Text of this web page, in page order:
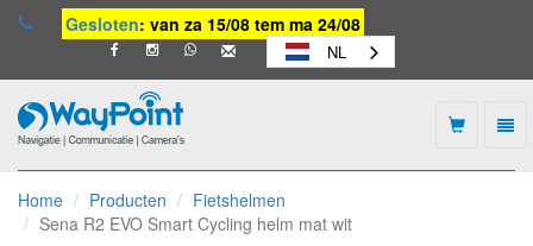
Gesloten: van za 15/08 tem ma 24/08
NL
-
naar
homepage
Home Producten
Fietshelmen
Sena R2 EVO Smart Cycling helm mat wit